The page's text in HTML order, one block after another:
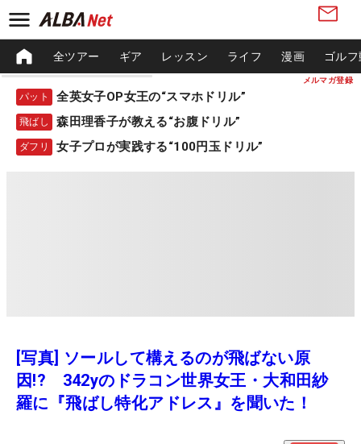
メルマガ登録
全ツアー ギア レッスン ライフ 漫画 ゴル
パット 全英女子OP女王の“スマホドリル”
飛ばし 森田理香子が教える“お腹ドリル”
ダフリ 女子プロが実践する“100円玉ドリル”
[写真] ソールして構えるのが飛ばない原
因!? 342yのドラコン世界女王・大和田紗
羅に『飛ばし特化アドレス』を聞いた！